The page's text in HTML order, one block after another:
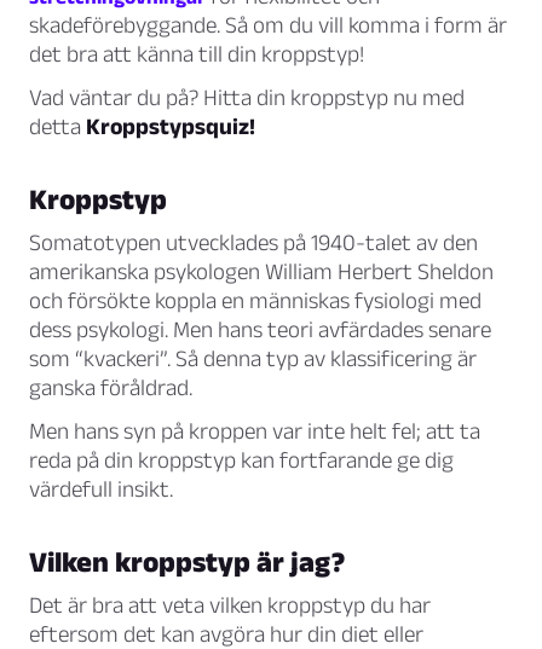
skadeförebyggande. Så om du vill komma i form är
det bra att känna till din kroppstyp!
Vad väntar du på? Hitta din kroppstyp nu med
detta Kroppstypsquiz!
Kroppstyp
Somatotypen utvecklades på 1940-talet av den
amerikanska psykologen William Herbert Sheldon
och försökte koppla en människas fysiologi med
dess psykologi. Men hans teori avfärdades senare
som “kvackeri”. Så denna typ av klassificering är
ganska föråldrad.
Men hans syn på kroppen var inte helt fel; att ta
reda på din kroppstyp kan fortfarande ge dig
värdefull insikt.
Vilken kroppstyp är jag?
Det är bra att veta vilken kroppstyp du har
eftersom det kan avgöra hur din diet eller